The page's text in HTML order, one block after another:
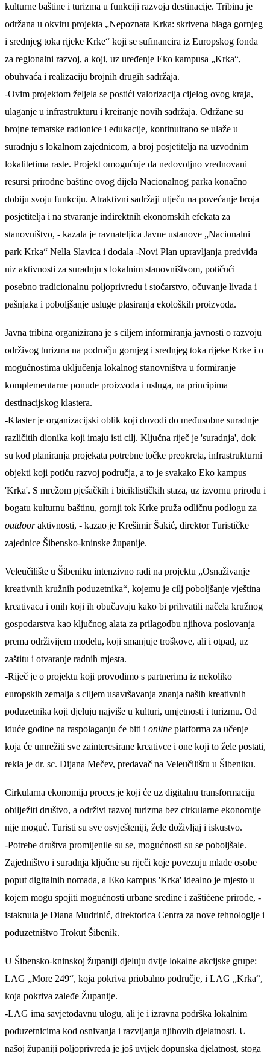
kulturne baštine i turizma u funkciji razvoja destinacije. Tribina je
održana u okviru projekta „Nepoznata Krka: skrivena blaga gornjeg
i srednjeg toka rijeke Krke“ koji se sufinancira iz Europskog fonda
za regionalni razvoj, a koji, uz uređenje Eko kampusa „Krka“,
obuhvaća i realizaciju brojnih drugih sadržaja.
-Ovim projektom željela se postići valorizacija cijelog ovog kraja,
ulaganje u infrastrukturu i kreiranje novih sadržaja. Održane su
brojne tematske radionice i edukacije, kontinuirano se ulaže u
suradnju s lokalnom zajednicom, a broj posjetitelja na uzvodnim
lokalitetima raste. Projekt omogućuje da nedovoljno vrednovani
resursi prirodne baštine ovog dijela Nacionalnog parka konačno
dobiju svoju funkciju. Atraktivni sadržaji utječu na povećanje broja
posjetitelja i na stvaranje indirektnih ekonomskih efekata za
stanovništvo, - kazala je ravnateljica Javne ustanove „Nacionalni
park Krka“ Nella Slavica i dodala -Novi Plan upravljanja predviđa
niz aktivnosti za suradnju s lokalnim stanovništvom, potičući
posebno tradicionalnu poljoprivredu i stočarstvo, očuvanje livada i
pašnjaka i poboljšanje usluge plasiranja ekoloških proizvoda.
Javna tribina organizirana je s ciljem informiranja javnosti o razvoju
održivog turizma na području gornjeg i srednjeg toka rijeke Krke i o
mogućnostima uključenja lokalnog stanovništva u formiranje
komplementarne ponude proizvoda i usluga, na principima
destinacijskog klastera.
-Klaster je organizacijski oblik koji dovodi do međusobne suradnje
različitih dionika koji imaju isti cilj. Ključna riječ je 'suradnja', dok
su kod planiranja projekata potrebne točke preokreta, infrastrukturni
objekti koji potiču razvoj područja, a to je svakako Eko kampus
'Krka'. S mrežom pješačkih i biciklističkih staza, uz izvornu prirodu i
bogatu kulturnu baštinu, gornji tok Krke pruža odličnu podlogu za
outdooraktivnosti, - kazao je Krešimir Šakić, direktor Turističke
zajednice Šibensko-kninske županije.
Veleučilište u Šibeniku intenzivno radi na projektu „Osnaživanje
kreativnih kružnih poduzetnika“, kojemu je cilj poboljšanje vještina
kreativaca i onih koji ih obučavaju kako bi prihvatili načela kružnog
gospodarstva kao ključnog alata za prilagodbu njihova poslovanja
prema održivijem modelu, koji smanjuje troškove, ali i otpad, uz
zaštitu i otvaranje radnih mjesta.
-Riječ je o projektu koji provodimo s partnerima iz nekoliko
europskih zemalja s ciljem usavršavanja znanja naših kreativnih
poduzetnika koji djeluju najviše u kulturi, umjetnosti i turizmu. Od
iduće godine na raspolaganju će biti i onlineplatforma za učenje
koja će umrežiti sve zainteresirane kreativce i one koji to žele postati,
rekla je dr. sc. Dijana Mečev, predavač na Veleučilištu u Šibeniku.
Cirkularna ekonomija proces je koji će uz digitalnu transformaciju
obilježiti društvo, a održivi razvoj turizma bez cirkularne ekonomije
nije moguć. Turisti su sve osvješteniji, žele doživljaj i iskustvo.
-Potrebe društva promijenile su se, mogućnosti su se poboljšale.
Zajedništvo i suradnja ključne su riječi koje povezuju mlade osobe
poput digitalnih nomada, a Eko kampus 'Krka' idealno je mjesto u
kojem mogu spojiti mogućnosti urbane sredine i zaštićene prirode, -
istaknula je Diana Mudrinić, direktorica Centra za nove tehnologije i
poduzetništvo Trokut Šibenik.
U Šibensko-kninskoj županiji djeluju dvije lokalne akcijske grupe:
LAG „More 249“, koja pokriva priobalno područje, i LAG „Krka“,
koja pokriva zaleđe Županije.
-LAG ima savjetodavnu ulogu, ali je i izravna podrška lokalnim
poduzetnicima kod osnivanja i razvijanja njihovih djelatnosti. U
našoj županiji poljoprivreda je još uvijek dopunska djelatnost, stoga